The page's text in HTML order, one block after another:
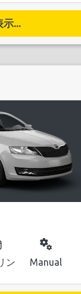
示...
ン
miscellaneous_services
Manual